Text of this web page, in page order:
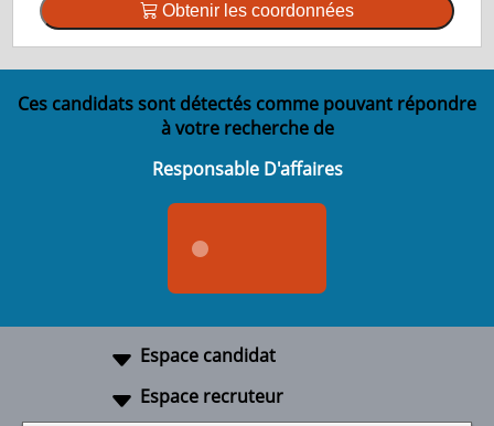
Obtenir les coordonnées
Ces candidats sont détectés comme pouvant répondre
à votre recherche de
Responsable D'affaires
Espace candidat
Espace recruteur